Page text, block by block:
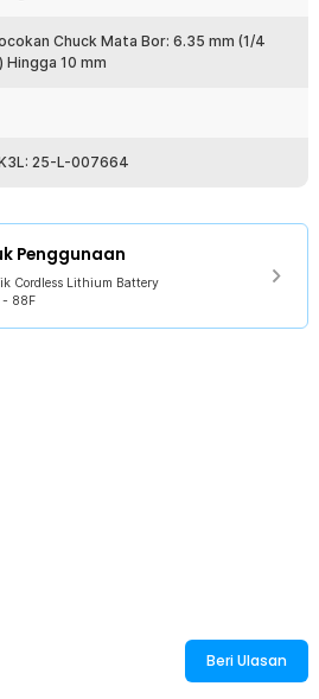
untuk pembelian produk ini:
Chuck Mata Bor: 6.35 mm (1/4
Hingga 10 mm
25-L-007664
Penggunaan
Cordless Lithium Battery
- 88F
Beri Ulasan